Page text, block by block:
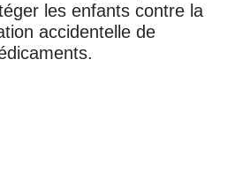
les enfants contre la
accidentelle de